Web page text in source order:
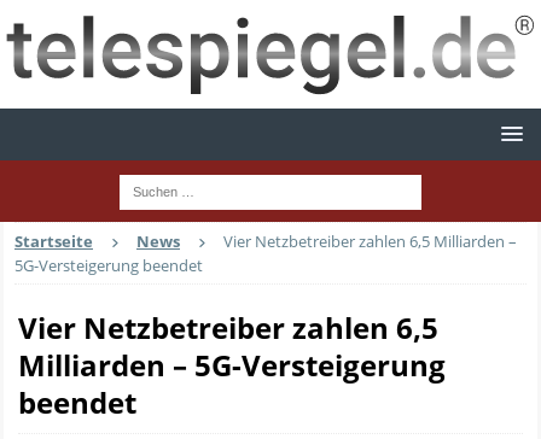
Startseite News
Vier Netzbetreiber zahlen 6,5 Milliarden –
5G-Versteigerung beendet
Vier Netzbetreiber zahlen 6,5
Milliarden – 5G-Versteigerung
beendet